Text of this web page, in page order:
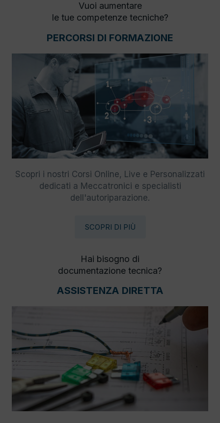
Vuoi aumentare
le tue competenze tecniche?
PERCORSI DI FORMAZIONE
Scopri i nostri Corsi Online, Live e Personalizzati
dedicati a Meccatronici e specialisti
dell'autoriparazione.
SCOPRI DI PIÙ
Hai bisogno di
documentazione tecnica?
ASSISTENZA DIRETTA